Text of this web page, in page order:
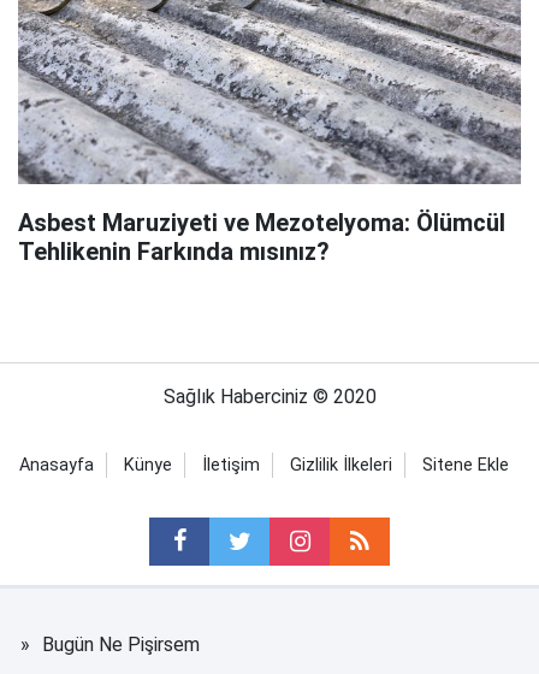
Asbest Maruziyeti ve Mezotelyoma: Ölümcül
Tehlikenin Farkında mısınız?
Sağlık Haberciniz © 2020
Anasayfa Künye İletişim Gizlilik İlkeleri Sitene Ekle
Bugün Ne Pişirsem